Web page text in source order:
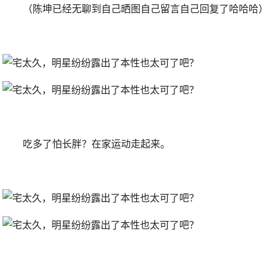
（陈坤已经无聊到自己晒图自己留言自己回复了哈哈哈）
吃多了怕长胖？在家运动走起来。